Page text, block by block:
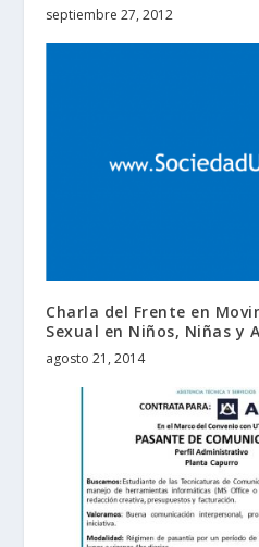
septiembre 27, 2012
Charla del Frente en
Sexual en Niños, Niñas y
agosto 21, 2014